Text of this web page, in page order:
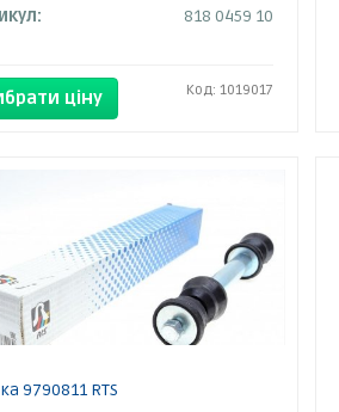
818 0459 10
ціну Код: 1019017
9790811 RTS